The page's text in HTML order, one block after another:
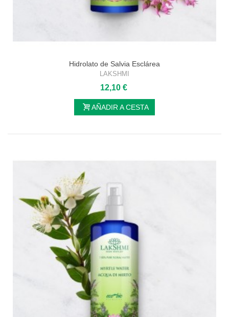
Hidrolato de Salvia Esclárea
LAKSHMI
12,10 €
AÑADIR A CESTA